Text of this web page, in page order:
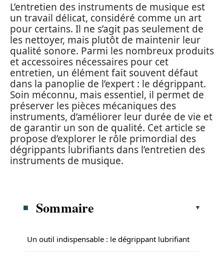
L’entretien des instruments de musique est
un travail délicat, considéré comme un art
pour certains. Il ne s’agit pas seulement de
les nettoyer, mais plutôt de maintenir leur
qualité sonore. Parmi les nombreux produits
et accessoires nécessaires pour cet
entretien, un élément fait souvent défaut
dans la panoplie de l’expert : le dégrippant.
Soin méconnu, mais essentiel, il permet de
préserver les pièces mécaniques des
instruments, d’améliorer leur durée de vie et
de garantir un son de qualité. Cet article se
propose d’explorer le rôle primordial des
dégrippants lubrifiants dans l’entretien des
instruments de musique.
Sommaire
Un outil indispensable : le dégrippant lubrifiant